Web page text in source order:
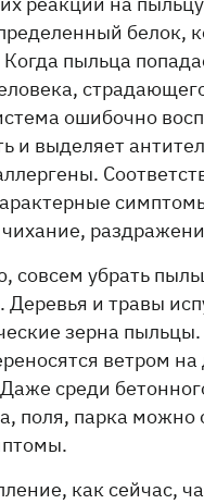
белок,
пыльца
ошибочно
и выделяет
совсем убрать
и травы
зерна
ветром
среди
поля, парка
как сейчас,